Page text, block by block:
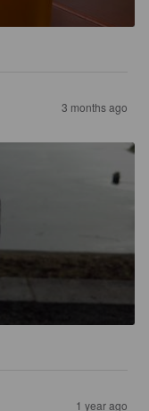
3 months ago
1 year ago